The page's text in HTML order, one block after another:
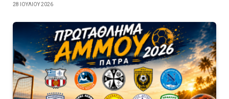
28 ΙΟΥΛΊΟΥ 2026